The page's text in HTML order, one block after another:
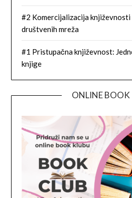
#2 Komercijalizacija
društvenih mreža
#1 Pristupačna književnost:
knjige
ONLINE BOOK